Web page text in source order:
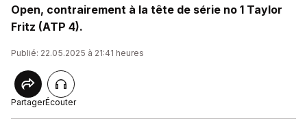
Open, contrairement à la tête de série no 1 Taylor
Fritz (ATP 4).
Publié: 22.05.2025 à 21:41 heures
PartagerÉcouter